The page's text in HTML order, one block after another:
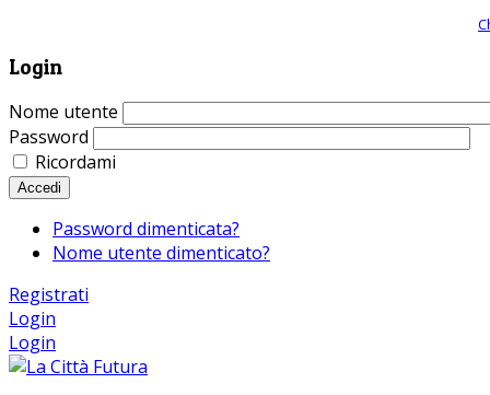
Login
Nome utente
Password
Ricordami
Accedi
Password dimenticata?
Nome utente dimenticato?
Registrati
Login
Login